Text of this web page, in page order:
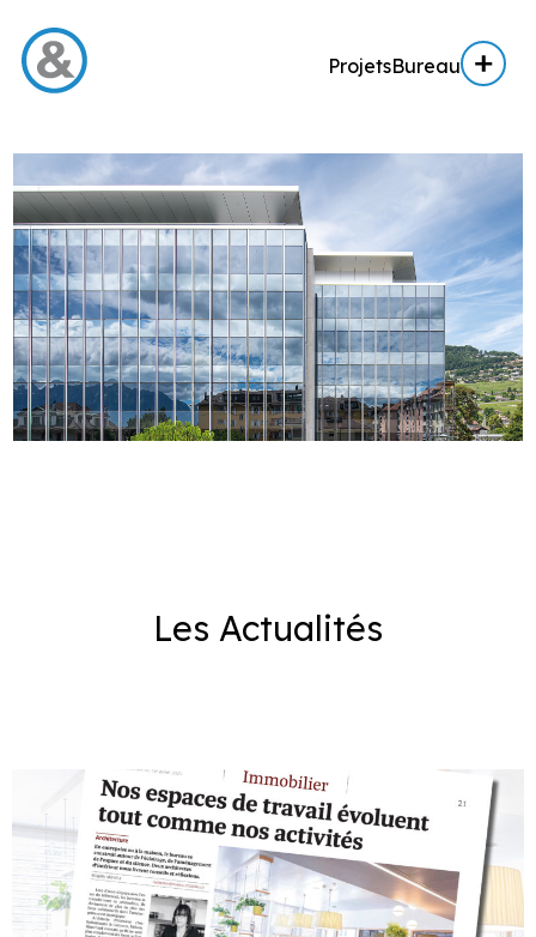
Menu
Projets
Architecture
Architecture d’intérieur
Réalisation
Expertise AE / AI
Expertise immobilière
ProjetsBureau
Les Actualités